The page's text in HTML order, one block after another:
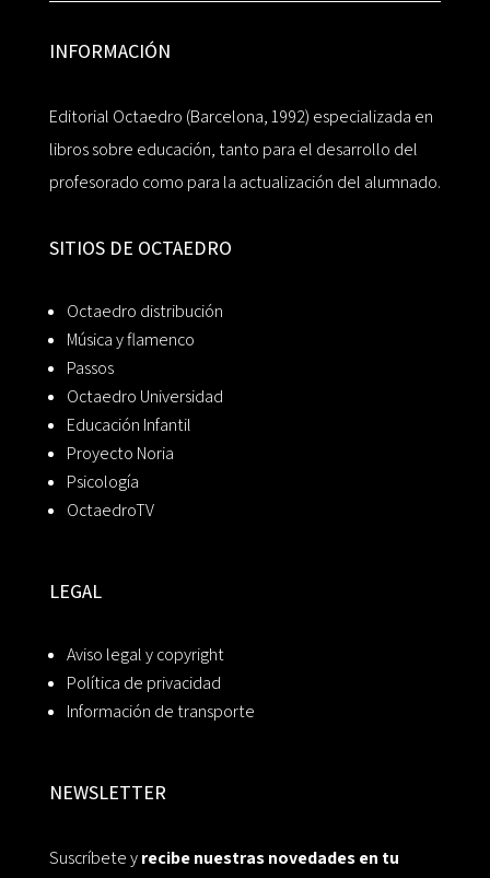
INFORMACIÓN
Editorial Octaedro (Barcelona, 1992) especializada en
libros sobre educación, tanto para el desarrollo del
profesorado como para la actualización del alumnado.
SITIOS DE OCTAEDRO
Octaedro distribución
Música y flamenco
Passos
Octaedro Universidad
Educación Infantil
Proyecto Noria
Psicología
OctaedroTV
LEGAL
Aviso legal y copyright
Política de privacidad
Información de transporte
NEWSLETTER
Suscríbete yrecibe nuestras novedades en tu